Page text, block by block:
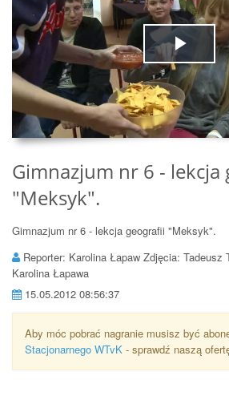
Play
Gimnazjum nr 6 - lekcja
"Meksyk".
Gimnazjum nr 6 - lekcja geografii "Meksyk".
Reporter: Karolina Łapaw Zdjęcia: Tadeusz
Karolina Łapawa
15.05.2012 08:56:37
Aby móc pobrać nagranie musisz być
Stacjonarnego WTvK - sprawdź naszą